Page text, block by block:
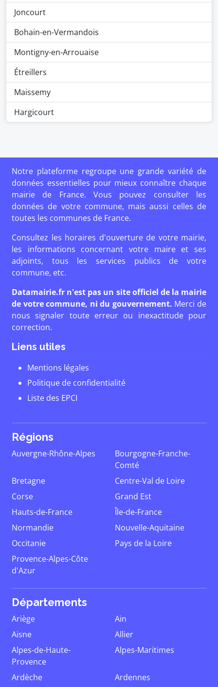
Joncourt
Bohain-en-Vermandois
Montigny-en-Arrouaise
Étreillers
Maissemy
Hargicourt
Notre plateforme regroupe une grande variété de
données essentielles pour mieux connaître chaque
mairie de France. Vous pouvez consulter les
données de votre commune, mais aussi celles de
toutes les communes de France.
Consultez les horaires d'ouverture de votre mairie,
les informations concernant votre maire et ses
adjoints, tous les services publics de votre
commune, etc.
Datamairie.fr n'est pas un site officiel de la mairie
de votre commune, ni du gouvernement. Merci de
nous signaler toute erreur ou inexactitude pour
correction.
Liens utiles
Mentions légales
Politique de confidentialité
Liste des EPCI
Régions
Auvergne-Rhône-Alpes
Bourgogne-Franche-
Comté
Bretagne
Centre-Val de Loire
Corse
Grand Est
Hauts-de-France
Île-de-France
Normandie
Nouvelle-Aquitaine
Occitanie
Pays de la Loire
Provence-Alpes-Côte
d'Azur
Départements
Ariège
Ain
Aisne
Allier
Alpes-de-Haute-
Provence
Alpes-Maritimes
Ardèche
Ardennes